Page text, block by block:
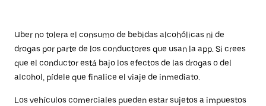
Uber no tolera el consumo de bebidas alcohólicas ni de
drogas por parte de los conductores que usan la app. Si crees
que el conductor está bajo los efectos de las drogas o del
alcohol, pídele que finalice el viaje de inmediato.
Los vehículos comerciales pueden estar sujetos a impuestos